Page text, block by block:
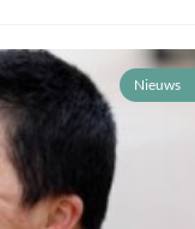
Nieuws